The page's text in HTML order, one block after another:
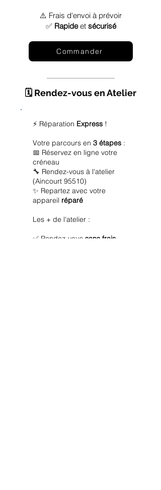
⚠️ Frais d'envoi à prévoir
✅ Rapideet sécurisé
Commander
🗓️ Rendez-vous en Atelier
⚡ Réparation Express !
Votre parcours en 3 étapes :
📅 Réservez en ligne votre
créneau
🔧 Rendez-vous à l'atelier
(Aincourt 95510)
✨ Repartez avec votre
appareil réparé
Les + de l'atelier :
✅ Rendez-vous sans frais